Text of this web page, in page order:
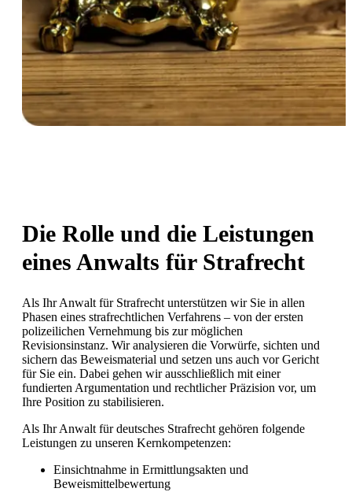
Die Rolle und die Leistungen
eines Anwalts für Strafrecht
Als Ihr Anwalt für Strafrecht unterstützen wir Sie in allen
Phasen eines strafrechtlichen Verfahrens – von der ersten
polizeilichen Vernehmung bis zur möglichen
Revisionsinstanz. Wir analysieren die Vorwürfe, sichten und
sichern das Beweismaterial und setzen uns auch vor Gericht
für Sie ein. Dabei gehen wir ausschließlich mit einer
fundierten Argumentation und rechtlicher Präzision vor, um
Ihre Position zu stabilisieren.
Als Ihr Anwalt für deutsches Strafrecht gehören folgende
Leistungen zu unseren Kernkompetenzen:
Einsichtnahme in Ermittlungsakten und
Beweismittelbewertung